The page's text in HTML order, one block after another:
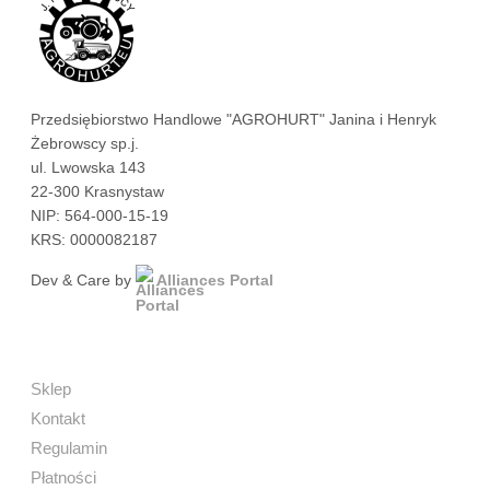
Przedsiębiorstwo Handlowe "AGROHURT" Janina i Henryk
Żebrowscy sp.j.
ul. Lwowska 143
22-300 Krasnystaw
NIP: 564-000-15-19
KRS: 0000082187
Dev & Care by Alliances Portal
Sklep
Kontakt
Regulamin
Płatności